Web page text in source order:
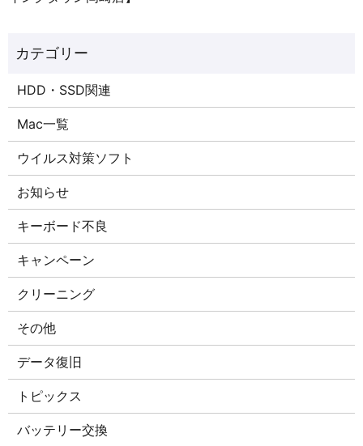
HDD・SSD関連
Mac一覧
ウイルス対策ソフト
お知らせ
キーボード不良
キャンペーン
クリーニング
その他
データ復旧
トピックス
バッテリー交換